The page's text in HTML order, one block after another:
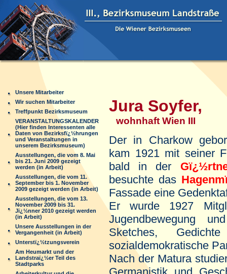
Unsere Mitarbeiter
Wir suchen Mitarbeiter
Treffpunkt Bezirksmuseum
VERANSTALTUNGSKALENDER
(Hier finden Interessenten alle
Daten von Bezirksfï¿½hrungen
und Veranstaltungen in
unserem Bezirksmuseum)
Ausstellungen, die vom 8. Mai
bis 21. Juni 2009 gezeigt
werden (in Arbeit)
Ausstellungen, die vom 11.
September bis 1. November
2009 gezeigt werden (in Arbeit)
Ausstellungen, die vom 13.
November 2009 bis 31.
Jï¿½nner 2010 gezeigt werden
(in Arbeit)
Unsere Ausstellungen in der
Vergangenheit (in Arbeit)
Unterstï¿½tzungsverein
Am Heumarkt und der
Landstraï¿½er Teil des
Stadtparks
Jura Soyfer,
wohnhaft Wien III
Der in Charkow
kam 1921 mit seiner
bald in der
besuchte das
Fassade eine
Er wurde 1927
Jugendbewegung
Sketches,
sozialdemokratische
Nach der Matura